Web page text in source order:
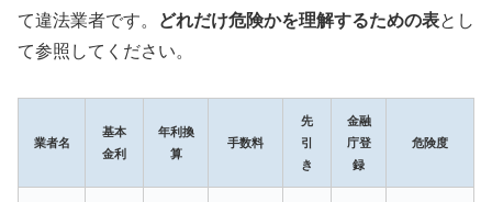
て違法業者です。
どれだけ危険かを理解するための表とし
て参照してください。
業者名
基本
金利
年利換
算
手数料
先
引
き
金融
庁登
録
危険度